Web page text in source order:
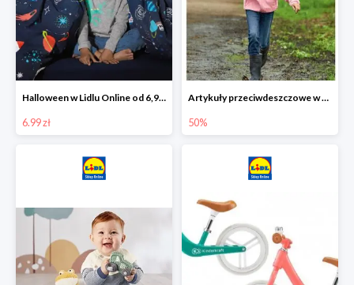
Halloween w Lidlu Online od 6,99 zł
6.99 zł
Artykuły przeciwdeszczowe w Lodilu Online do -50%
50%